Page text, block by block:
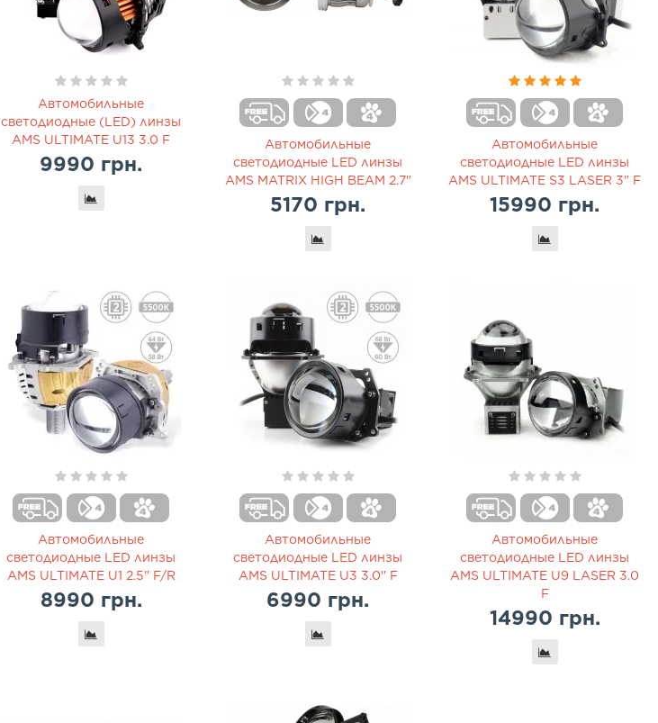
Автомобильные
светодиодные (LED) линзы
AMS ULTIMATE U13 3.0 F
9990 грн.
Автомобильные
светодиодные LED линзы
AMS MATRIX HIGH BEAM 2.7"
5170 грн.
Автомобильные
светодиодные LED линзы
AMS ULTIMATE S3 LASER 3" F
15990 грн.
Автомобильные
светодиодные LED линзы
AMS ULTIMATE U1 2.5" F/R
8990 грн.
Автомобильные
светодиодные LED линзы
AMS ULTIMATE U3 3.0" F
6990 грн.
Автомобильные
светодиодные LED линзы
AMS ULTIMATE U9 LASER 3.0
F
14990 грн.